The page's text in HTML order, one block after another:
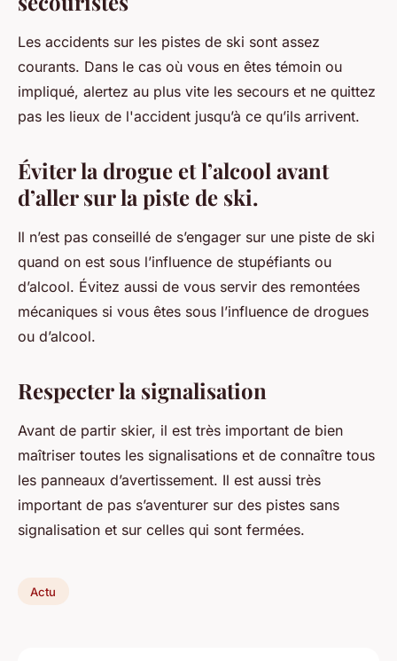
Les accidents sur les pistes de ski sont assez
courants. Dans le cas où vous en êtes témoin ou
impliqué, alertez au plus vite les secours et ne quittez
pas les lieux de l'accident jusqu’à ce qu’ils arrivent.
Éviter la drogue et l’alcool avant
d’aller sur la piste de ski.
Il n’est pas conseillé de s’engager sur une piste de ski
quand on est sous l’influence de stupéfiants ou
d’alcool. Évitez aussi de vous servir des remontées
mécaniques si vous êtes sous l’influence de drogues
ou d’alcool.
Respecter la signalisation
Avant de partir skier, il est très important de bien
maîtriser toutes les signalisations et de connaître tous
les panneaux d’avertissement. Il est aussi très
important de pas s’aventurer sur des pistes sans
signalisation et sur celles qui sont fermées.
Actu